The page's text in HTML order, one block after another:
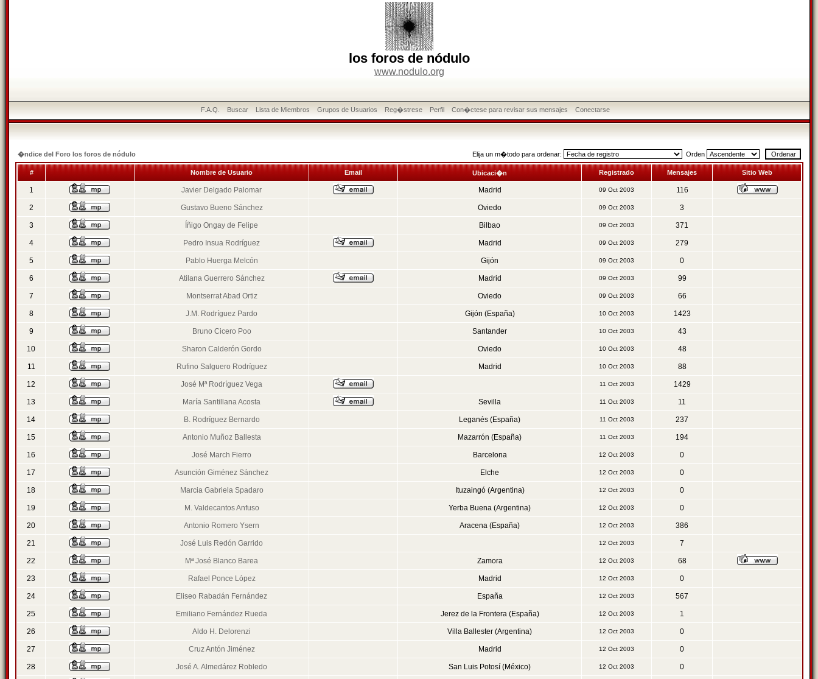
los foros de nódulo
www.nodulo.org
F.A.Q. Buscar Lista de Miembros Grupos de Usuarios Reg�strese Perfil Con�ctese para revisar sus mensajes Conectarse
�ndice del Foro los foros de nódulo Elija un m�todo para ordenar: Orden
# Nombre de Usuario Email Ubicaci�n Registrado Mensajes Sitio Web
1 Javier Delgado Palomar Madrid 09 Oct 2003 116
2 Gustavo Bueno Sánchez Oviedo 09 Oct 2003 3
3 Íñigo Ongay de Felipe Bilbao 09 Oct 2003 371
4 Pedro Insua Rodríguez Madrid 09 Oct 2003 279
5 Pablo Huerga Melcón Gijón 09 Oct 2003 0
6 Atilana Guerrero Sánchez Madrid 09 Oct 2003 99
7 Montserrat Abad Ortiz Oviedo 09 Oct 2003 66
8 J.M. Rodríguez Pardo Gijón (España) 10 Oct 2003 1423
9 Bruno Cicero Poo Santander 10 Oct 2003 43
10 Sharon Calderón Gordo Oviedo 10 Oct 2003 48
11 Rufino Salguero Rodríguez Madrid 10 Oct 2003 88
12 José Mª Rodríguez Vega 11 Oct 2003 1429
13 María Santillana Acosta Sevilla 11 Oct 2003 11
14 B. Rodríguez Bernardo Leganés (España) 11 Oct 2003 237
15 Antonio Muñoz Ballesta Mazarrón (España) 11 Oct 2003 194
16 José March Fierro Barcelona 12 Oct 2003 0
17 Asunción Giménez Sánchez Elche 12 Oct 2003 0
18 Marcia Gabriela Spadaro Ituzaingó (Argentina) 12 Oct 2003 0
19 M. Valdecantos Anfuso Yerba Buena (Argentina) 12 Oct 2003 0
20 Antonio Romero Ysern Aracena (España) 12 Oct 2003 386
21 José Luis Redón Garrido 12 Oct 2003 7
22 Mª José Blanco Barea Zamora 12 Oct 2003 68
23 Rafael Ponce López Madrid 12 Oct 2003 0
24 Eliseo Rabadán Fernández España 12 Oct 2003 567
25 Emiliano Fernández Rueda Jerez de la Frontera (España) 12 Oct 2003 1
26 Aldo H. Delorenzi Villa Ballester (Argentina) 12 Oct 2003 0
27 Cruz Antón Jiménez Madrid 12 Oct 2003 0
28 José A. Almedárez Robledo San Luis Potosí (México) 12 Oct 2003 0